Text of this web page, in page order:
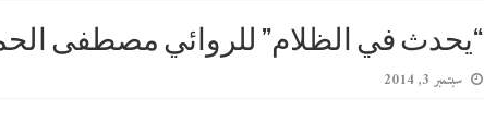
“يحدث في الظلام” للروائي مصطفى
سبتمبر 3, 2014